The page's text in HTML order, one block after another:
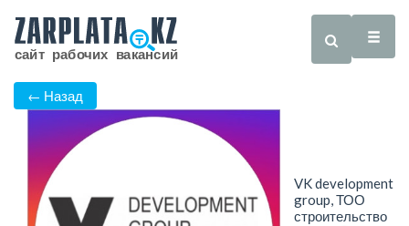
← Назад
VK development
group, ТОО
строительство